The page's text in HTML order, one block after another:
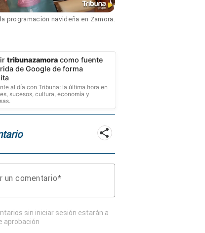
programación navideña en Zamora.
tribunazamora como fuente
de Google de forma
al día con Tribuna: la última hora en
sucesos, cultura, economía y
un comentario
sin iniciar sesión estarán a
aprobación